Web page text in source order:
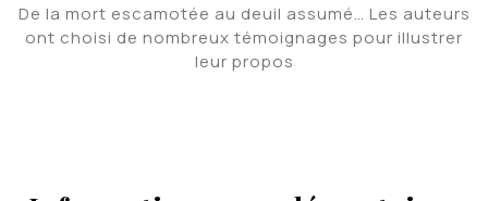
De la mort escamotée au deuil assumé… Les auteurs
ont choisi de nombreux témoignages pour illustrer
leur propos